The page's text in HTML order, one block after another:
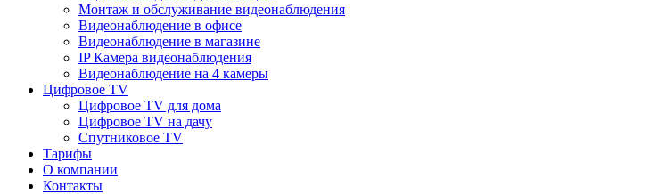
Монтаж и обслуживание видеонаблюдения
Видеонаблюдение в офисе
Видеонаблюдение в магазине
IP Камера видеонаблюдения
Видеонаблюдение на 4 камеры
Цифровое TV
Цифровое TV для дома
Цифровое TV на дачу
Спутниковое TV
Тарифы
О компании
Контакты